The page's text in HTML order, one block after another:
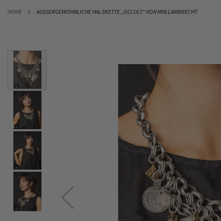
HOME AUSSERGEWÖHNLICHE HALSKETTE „OCCULT“ VON MYA LAMBRECHT
ZUM
Zum
Ende
der
Bildergalerie
springen